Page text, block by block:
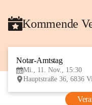
Kommende
Notar-Amtstag
Mi., 11. Nov., 15:30
Hauptstraße 36, 6836